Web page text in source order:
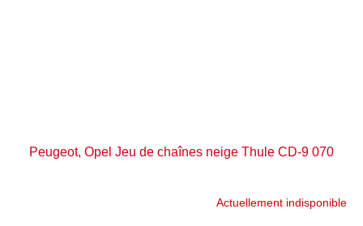
Peugeot, Opel Jeu de chaînes neige Thule CD-9 070
Actuellement indisponible